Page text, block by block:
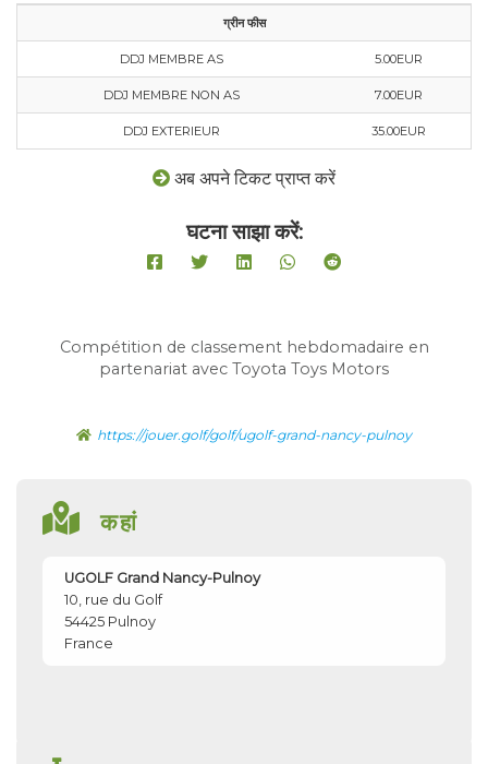
ग्रीन फीस
DDJ MEMBRE AS 5.00EUR
DDJ MEMBRE NON AS 7.00EUR
DDJ EXTERIEUR 35.00EUR
अब अपने टिकट प्राप्त करें
घटना साझा करें:
Compétition de classement hebdomadaire en
partenariat avec Toyota Toys Motors
https://jouer.golf/golf/ugolf-grand-nancy-pulnoy
कहां
UGOLF Grand Nancy-Pulnoy
10, rue du Golf
54425 Pulnoy
France